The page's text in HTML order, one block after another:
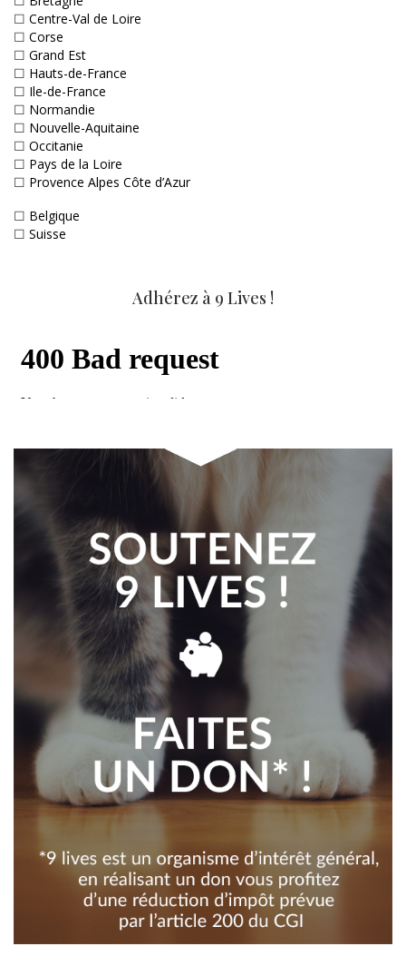
☐ Centre-Val de Loire
☐ Corse
☐ Grand Est
☐ Hauts-de-France
☐ Ile-de-France
☐ Normandie
☐ Nouvelle-Aquitaine
☐ Occitanie
☐ Pays de la Loire
☐ Provence Alpes Côte d’Azur
☐ Belgique
☐ Suisse
Adhérez à 9 Lives !